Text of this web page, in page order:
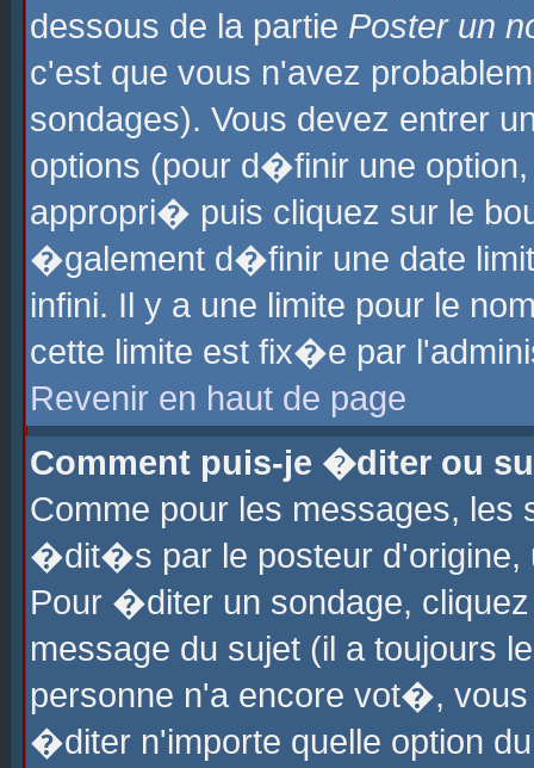
dessous de la partie Poster un
c'est que vous n'avez
sondages). Vous devez entrer
options (pour d�finir une
appropri� puis cliquez sur le
�galement d�finir une date
infini. Il y a une limite pour le
cette limite est fix�e par
Revenir en haut de page
Comment puis-je �diter ou
Comme pour les messages,
�dit�s par le posteur d'origine,
Pour �diter un sondage,
message du sujet (il a toujours
personne n'a encore vot�,
�diter n'importe quelle option